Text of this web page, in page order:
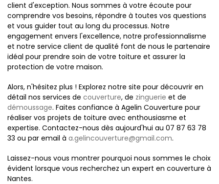
client d'exception. Nous sommes à votre écoute pour
comprendre vos besoins, répondre à toutes vos questions
et vous guider tout au long du processus. Notre
engagement envers l'excellence, notre professionnalisme
et notre service client de qualité font de nous le partenaire
idéal pour prendre soin de votre toiture et assurer la
protection de votre maison.
Alors, n'hésitez plus ! Explorez notre site pour découvrir en
détail nos services de couverture, de zinguerie et de
démoussage. Faites confiance à Agelin Couverture pour
réaliser vos projets de toiture avec enthousiasme et
expertise. Contactez-nous dès aujourd'hui au 07 87 63 78
33 ou par email à a.gelincouverture@gmail.com.
Laissez-nous vous montrer pourquoi nous sommes le choix
évident lorsque vous recherchez un expert en couverture à
Nantes.